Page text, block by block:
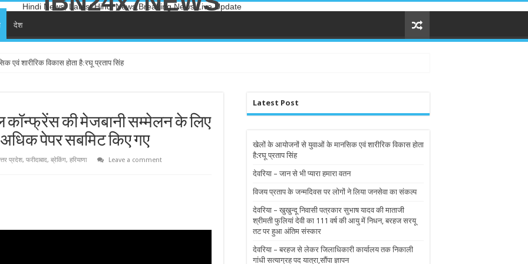
Hindi News, Latest Hindi News,Breaking News,Live Update
देश
शारीरिक विकास होता है:रघू प्रताप सिंह
कॉन्फ्रेंस की मेजबानी सम्मेलन के लिए
अधिक पेपर सबमिट किए गए
प्रदेश, फरीदाबाद, ब्रेकिंग, हरियाणा
Leave a comment
Latest Post
खेलों के आयोजनों से युवाओं के मानसिक एवं शारीरिक विकास होता
है:रघू प्रताप सिंह
देवरिया – जान से भी प्यारा हमारा वतन
विजय प्रताप के जन्मदिवस पर लोगों ने लिया जनसेवा का संकल्प
देवरिया – खुखुन्दू निवासी पत्रकार सुभाष यादव की माताजी
श्रीमती फुलियां देवी का 111 वर्ष की आयु में निधन, बरहज सरयू
तट पर हुआ अंतिम संस्कार
देवरिया – बरहज से लेकर जिलाधिकारी कार्यालय तक निकाली
गांधी सत्याग्रह पद यात्रा,सौंपा ज्ञापन